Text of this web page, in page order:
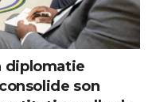
diplomatie
son